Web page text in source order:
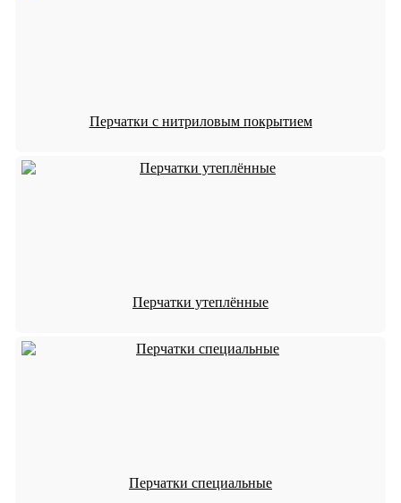
Перчатки с нитриловым покрытием
Перчатки утеплённые
Перчатки специальные